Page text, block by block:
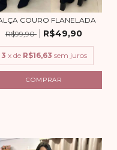
COURO FLANELADA
R$99,90
R$49,90
3 x de R$16,63 sem juros
COMPRAR